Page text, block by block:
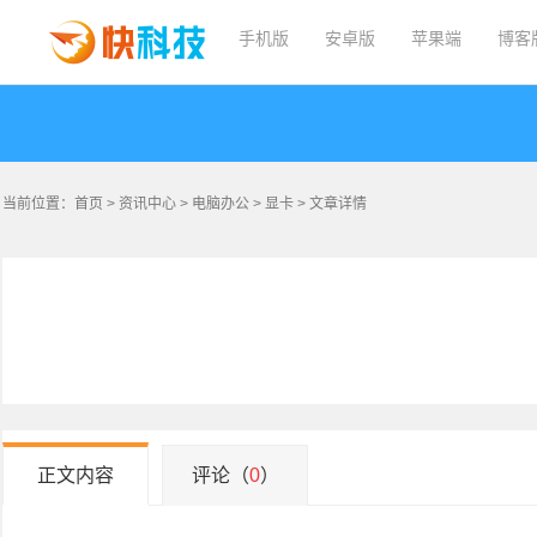
手机版 安卓版 苹果端 博客
当前位置： 首页 > 资讯中心 > 电脑办公 > 显卡 > 文章详情
正文内容 评论（0）